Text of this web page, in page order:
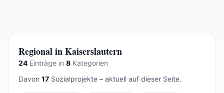
Regional in Kaiserslautern
24 Einträge in 8 Kategorien
Davon 17 Sozialprojekte – aktuell auf dieser Seite.